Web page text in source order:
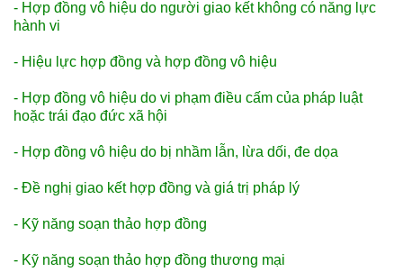
- Hợp đồng vô hiệu do người giao kết không có năng lực
hành vi
- Hiệu lực hợp đồng và hợp đồng vô hiệu
- Hợp đồng vô hiệu do vi phạm điều cấm của pháp luật
hoặc trái đạo đức xã hội
- Hợp đồng vô hiệu do bị nhầm lẫn, lừa dối, đe dọa
- Đề nghị giao kết hợp đồng và giá trị pháp lý
- Kỹ năng soạn thảo hợp đồng
- Kỹ năng soạn thảo hợp đồng thương mại